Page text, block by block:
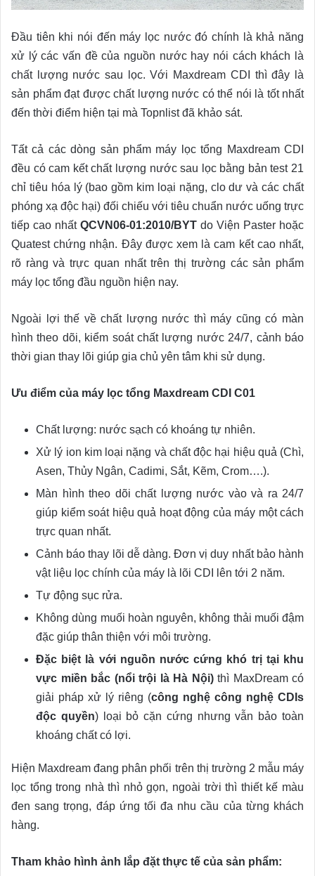
Đầu tiên khi nói đến máy lọc nước đó chính là khả năng
xử lý các vấn đề của nguồn nước hay nói cách khách là
chất lượng nước sau lọc. Với Maxdream CDI thì đây là
sản phẩm đạt được chất lượng nước có thể nói là tốt nhất
đến thời điểm hiện tại mà Topnlist đã khảo sát.
Tất cả các dòng sản phẩm máy lọc tổng Maxdream CDI
đều có cam kết chất lượng nước sau lọc bằng bản test 21
chỉ tiêu hóa lý (bao gồm kim loại nặng, clo dư và các chất
phóng xạ độc hại) đối chiếu với tiêu chuẩn nước uống trực
tiếp cao nhất QCVN06-01:2010/BYT do Viện Paster hoặc
Quatest chứng nhận. Đây được xem là cam kết cao nhất,
rõ ràng và trực quan nhất trên thị trường các sản phẩm
máy lọc tổng đầu nguồn hiện nay.
Ngoài lợi thế về chất lượng nước thì máy cũng có màn
hình theo dõi, kiểm soát chất lượng nước 24/7, cảnh báo
thời gian thay lõi giúp gia chủ yên tâm khi sử dụng.
Ưu điểm của máy lọc tổng Maxdream CDI C01
Chất lượng: nước sạch có khoáng tự nhiên.
Xử lý ion kim loại nặng và chất độc hại hiệu quả (Chì,
Asen, Thủy Ngân, Cadimi, Sắt, Kẽm, Crom….).
Màn hình theo dõi chất lượng nước vào và ra 24/7
giúp kiểm soát hiệu quả hoạt động của máy một cách
trực quan nhất.
Cảnh báo thay lõi dễ dàng. Đơn vị duy nhất bảo hành
vật liệu lọc chính của máy là lõi CDI lên tới 2 năm.
Tự động sục rửa.
Không dùng muối hoàn nguyên, không thải muối đậm
đặc giúp thân thiện với môi trường.
Đặc biệt là với nguồn nước cứng khó trị tại khu
vực miền bắc (nổi trội là Hà Nội)thì MaxDream có
giải pháp xử lý riêng (công nghệ công nghệ CDIs
độc quyền) loại bỏ cặn cứng nhưng vẫn bảo toàn
khoáng chất có lợi.
Hiện Maxdream đang phân phối trên thị trường 2 mẫu máy
lọc tổng trong nhà thì nhỏ gọn, ngoài trời thì thiết kế màu
đen sang trọng, đáp ứng tối đa nhu cầu của từng khách
hàng.
Tham khảo hình ảnh lắp đặt thực tế của sản phẩm: